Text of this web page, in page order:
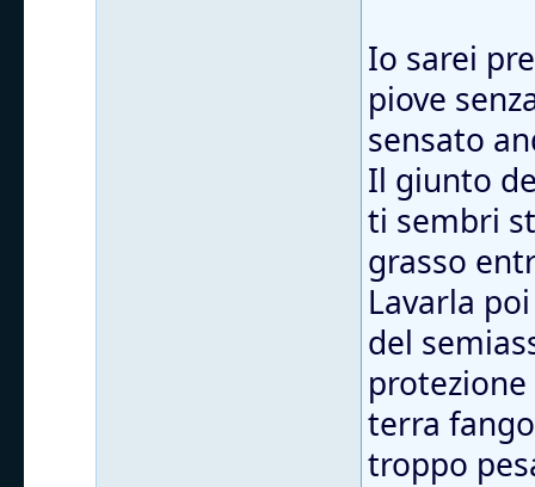
Io sarei
piove
sensato
Il giunto
ti sembri
grasso
Lavarla
del
terra
troppo